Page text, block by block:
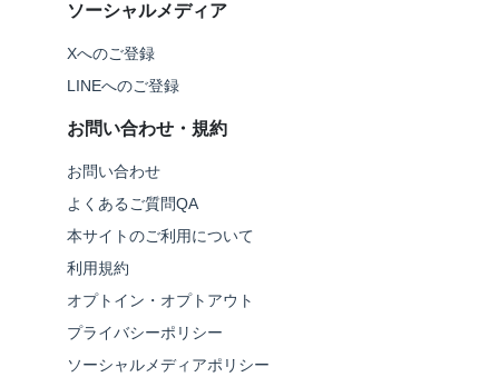
ソーシャルメディア
Xへのご登録
LINEへのご登録
お問い合わせ・規約
お問い合わせ
よくあるご質問QA
本サイトのご利用について
利用規約
オプトイン・オプトアウト
プライバシーポリシー
ソーシャルメディアポリシー